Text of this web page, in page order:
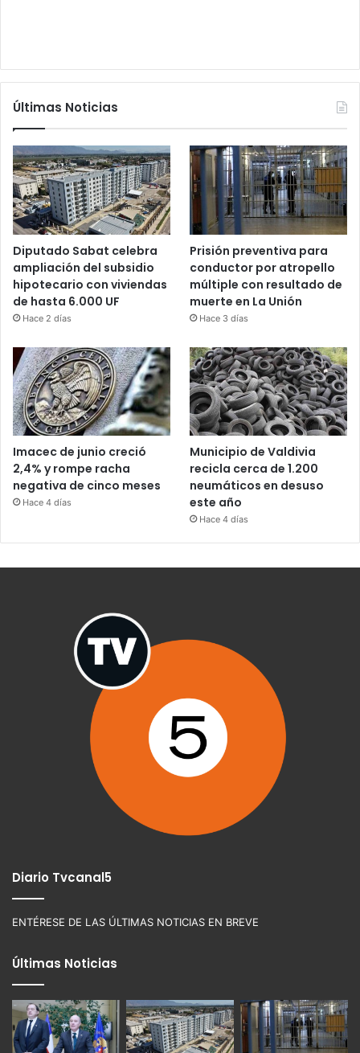
Últimas Noticias
Diputado Sabat celebra
ampliación del subsidio
hipotecario con viviendas
de hasta 6.000 UF
Hace 2 días
Prisión preventiva para
conductor por atropello
múltiple con resultado de
muerte en La Unión
Hace 3 días
Imacec de junio creció
2,4% y rompe racha
negativa de cinco meses
Hace 4 días
Municipio de Valdivia
recicla cerca de 1.200
neumáticos en desuso
este año
Hace 4 días
Diario Tvcanal5
ENTÉRESE DE LAS ÚLTIMAS NOTICIAS EN BREVE
Últimas Noticias